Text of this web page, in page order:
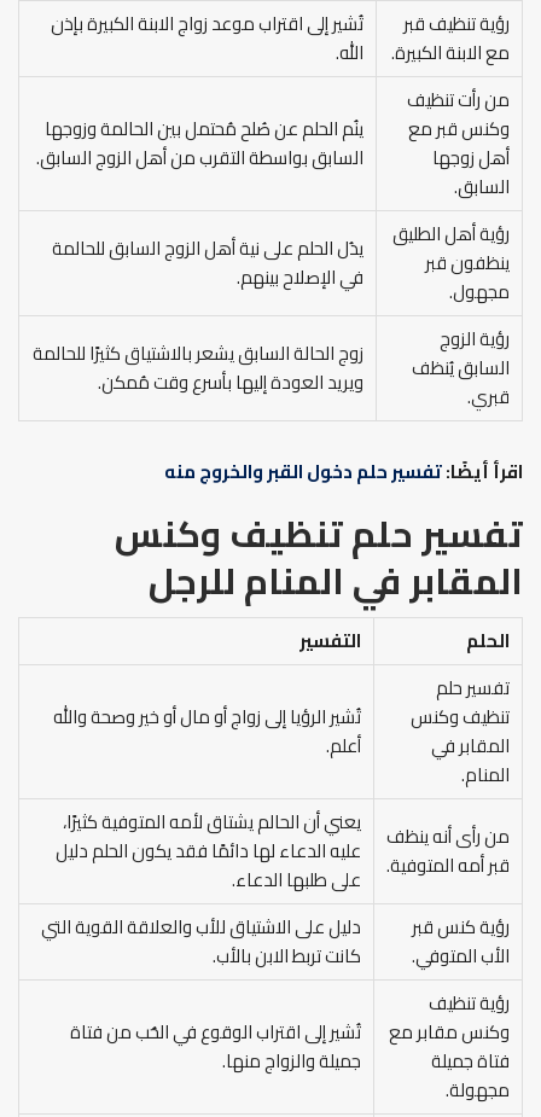
رؤية تنظيف قبر
مع الابنة الكبيرة.
تُشير إلى اقتراب موعد زواج الابنة الكبيرة بإذن
الله.
من رأت تنظيف
وكنس قبر مع
أهل زوجها
السابق.
ينُم الحلم عن صُلح مُحتمل بين الحالمة وزوجها
السابق بواسطة التقرب من أهل الزوج السابق.
رؤية أهل الطليق
ينظفون قبر
مجهول.
يدُل الحلم على نية أهل الزوج السابق للحالمة
في الإصلاح بينهم.
رؤية الزوج
السابق يُنظف
قبري.
زوج الحالة السابق يشعر بالاشتياق كثيرًا للحالمة
ويريد العودة إليها بأسرع وقت مُمكن.
اقرأ أيضًا:تفسير حلم دخول القبر والخروج منه
تفسير حلم تنظيف وكنس
المقابر في المنامللرجل
الحلم
التفسير
تفسير حلم
تنظيف وكنس
المقابر في
المنام.
تُشير الرؤيا إلى زواج أو مال أو خير وصحة والله
أعلم.
من رأى أنه ينظف
قبر أمه المتوفية.
يعني أن الحالم يشتاق لأمه المتوفية كثيرًا،
عليه الدعاء لها دائمًا فقد يكون الحلم دليل
على طلبها الدعاء.
رؤية كنس قبر
الأب المتوفي.
دليل على الاشتياق للأب والعلاقة القوية التي
كانت تربط الابن بالأب.
رؤية تنظيف
وكنس مقابر مع
فتاة جميلة
مجهولة.
تُشير إلى اقتراب الوقوع في الحُب من فتاة
جميلة والزواج منها.